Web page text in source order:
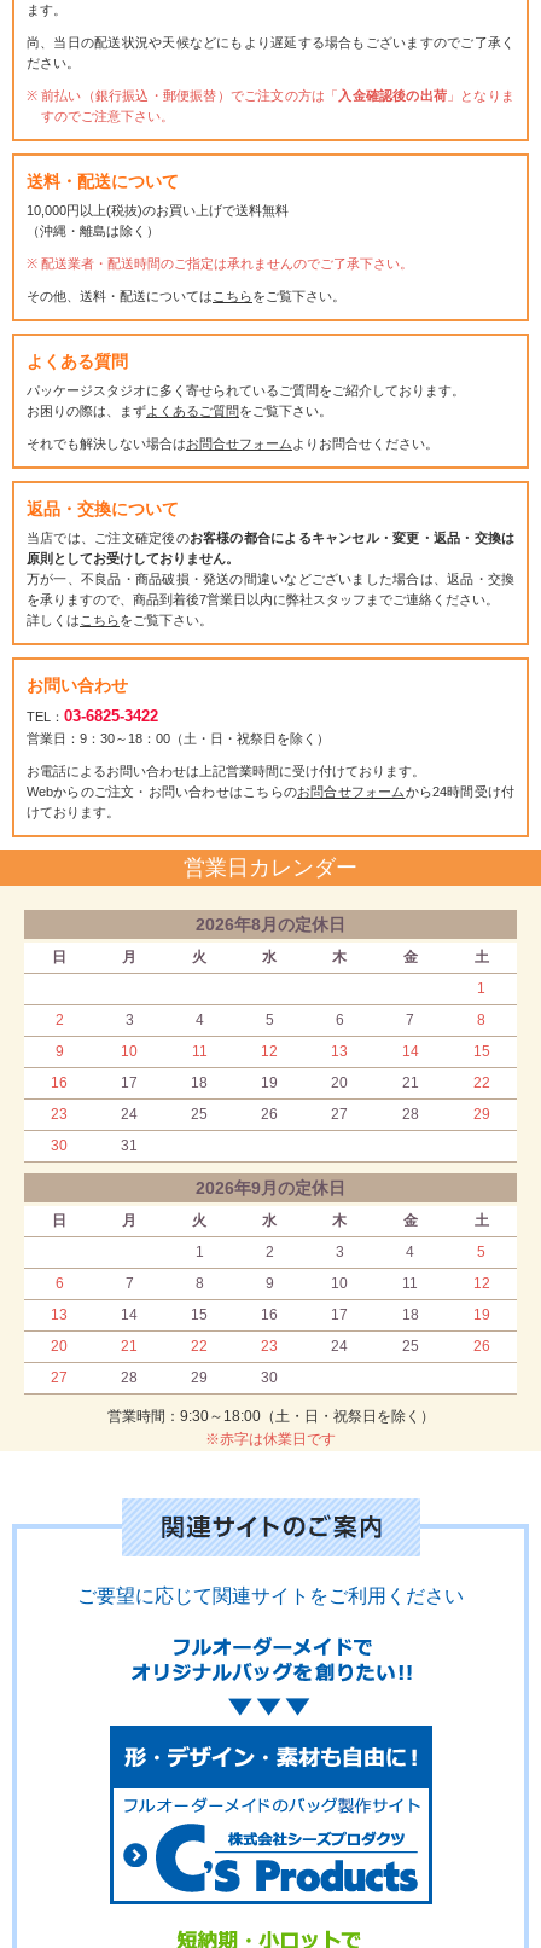
ます。
尚、当日の配送状況や天候などにもより遅延する場合もございますのでご了承く
ださい。
前払い（銀行振込・郵便振替）でご注文の方は「 入金確認後の出荷 」となりま
すのでご注意下さい。
送料・配送について
10,000円以上(税抜)のお買い上げで送料無料
（沖縄・離島は除く）
配送業者・配送時間のご指定は承れませんのでご了承下さい。
その他、送料・配送については こちらをご覧下さい。
よくある質問
パッケージスタジオに多く寄せられているご質問をご紹介しております。
お困りの際は、まずよくあるご質問をご覧下さい。
それでも解決しない場合はお問合せフォーム よりお問合せください。
返品・交換について
当店では、ご注文確定後のお客様の都合によるキャンセル・変更・返品・交換は
原則としてお受けしておりません。
万が一、不良品・商品破損・発送の間違いなどございました場合は、返品・交換
を承りますので、商品到着後7営業日以内に弊社スタッフまでご連絡ください。
詳しくは こちらをご覧下さい。
お問い合わせ
TEL： 03-6825-3422
営業日：9：30～18：00（土・日・祝祭日を除く）
お電話によるお問い合わせは上記営業時間に受け付けております。
Webからのご注文・お問い合わせはこちらのお問合せフォームから24時間受け付
けております。
営業日カレンダー
2026年8月の定休日
日 月 火 水 木 金
土
1
2
3 4 5 6 7
8
9
10 11 12 13 14
15
16
17 18 19 20 21
22
23
24 25 26 27 28
29
30
31
2026年9月の定休日
日 月 火 水 木 金
土
1
2 3 4
5
6
7 8 9 10 11
12
13
14 15 16 17 18
19
20
21 22 23 24 25
26
27
28 29 30
営業時間：9:30～18:00（土・日・祝祭日を除く）
※赤字は休業日です
ご要望に応じて関連サイトをご利用ください